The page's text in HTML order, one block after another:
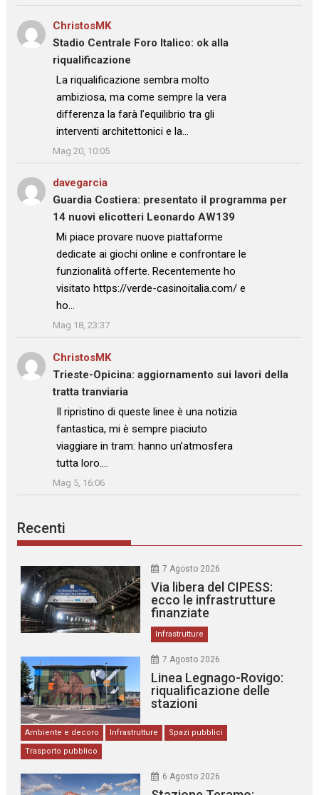
ChristosMKsu
Stadio Centrale Foro Italico: ok alla
riqualificazione
: “La riqualificazione sembra molto
ambiziosa, ma come sempre la vera
differenza la farà l’equilibrio tra gli
interventi architettonici e la…
”
Mag 20, 10:05
davegarcia
Guardia Costiera: presentato il programma per
14 nuovi elicotteri Leonardo AW139
: “
Mi piace provare nuove piattaforme
dedicate ai giochi online e confrontare le
funzionalità offerte. Recentemente ho
visitato https://verde-casinoitalia.com/ e
ho…
”
Mag 18, 23:37
ChristosMKsu
Trieste-Opicina: aggiornamento sui lavori della
tratta tranviaria
: “
Il ripristino di queste linee è una notizia
fantastica, mi è sempre piaciuto
viaggiare in tram: hanno un’atmosfera
tutta loro.…
”
Mag 5, 16:06
Recenti
7 Agosto 2026
Via libera del CIPESS:
ecco le infrastrutture
finanziate
Infrastrutture
7 Agosto 2026
Linea Legnago-Rovigo:
riqualificazione delle
stazioni
Ambiente e decoro Infrastrutture
Spazi pubblici
Trasporto pubblico
6 Agosto 2026